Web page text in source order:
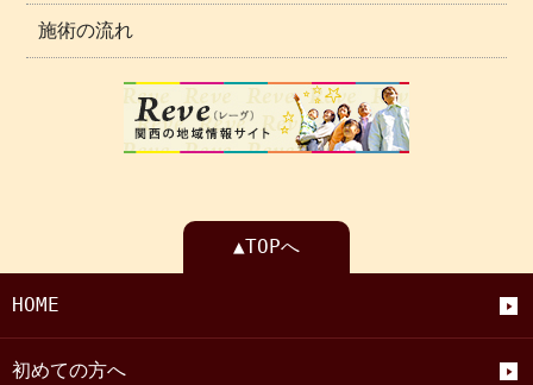
施術の流れ
▲TOPへ
HOME
初めての方へ